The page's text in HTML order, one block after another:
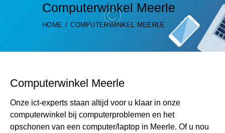
Computerwinkel Meerle
HOME COMPUTERWINKEL MEERLE
Computerwinkel Meerle
Onze ict-experts staan altijd voor u klaar in onze
computerwinkel bij computerproblemen en het
opschonen van een computer/laptop in Meerle. Of u nou